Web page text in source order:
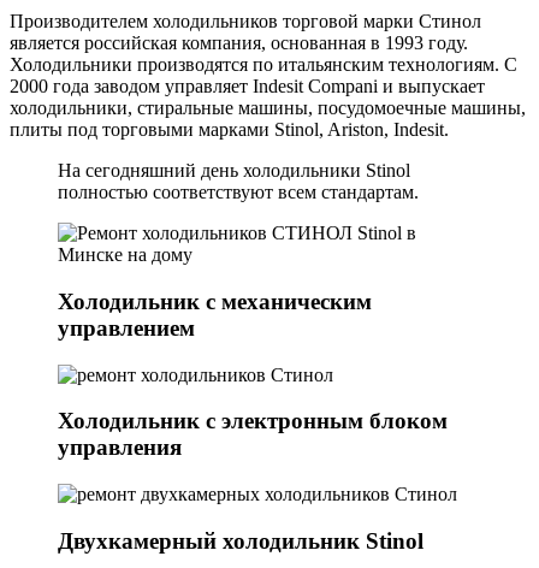
Производителем холодильников торговой марки Стинол
является российская компания, основанная в 1993 году.
Холодильники производятся по итальянским технологиям. С
2000 года заводом управляет Indesit Compani и выпускает
холодильники, стиральные машины, посудомоечные машины,
плиты под торговыми марками Stinol, Ariston, Indesit.
На сегодняшний день холодильники Stinol
полностью соответствуют всем стандартам.
Холодильник с механическим
управлением
Холодильник с электронным блоком
управления
Двухкамерный холодильник Stinol